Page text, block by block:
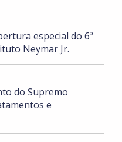
especial do 6º
Neymar Jr.
do Supremo
e